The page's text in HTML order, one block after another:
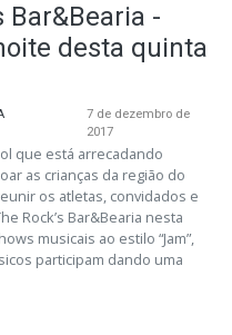
Bar&Bearia -
desta quinta
7 de dezembro de
2017
que está arrecadando
as crianças da região do
os atletas, convidados e
Rock’s Bar&Bearia nesta
musicais ao estilo “Jam”,
participam dando uma